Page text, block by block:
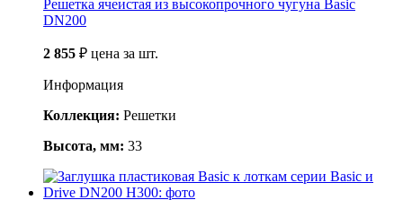
Решетка ячеистая из высокопрочного чугуна Basic
DN200
2 855 ₽ цена за шт.
Информация
Коллекция: Решетки
Высота, мм: 33